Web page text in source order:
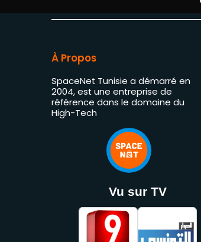
À Propos
SpaceNet Tunisie a démarré en
2004, est une entreprise de
référence dans le domaine du
High-Tech
Vu sur TV